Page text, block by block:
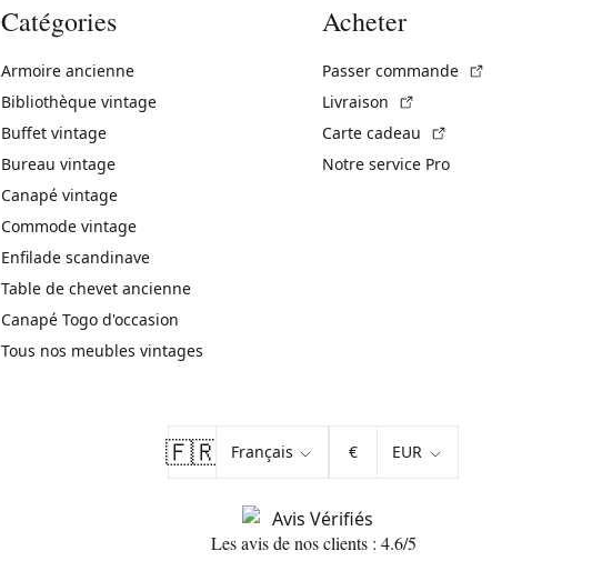
Catégories
Armoire ancienne
Bibliothèque vintage
Buffet vintage
Bureau vintage
Canapé vintage
Commode vintage
Enfilade scandinave
Table de chevet ancienne
Canapé Togo d'occasion
Tous nos meubles vintages
Acheter
Passer commande
Livraison
Carte cadeau
Notre service Pro
🇫🇷 €
Les avis de nos clients : 4.6/5